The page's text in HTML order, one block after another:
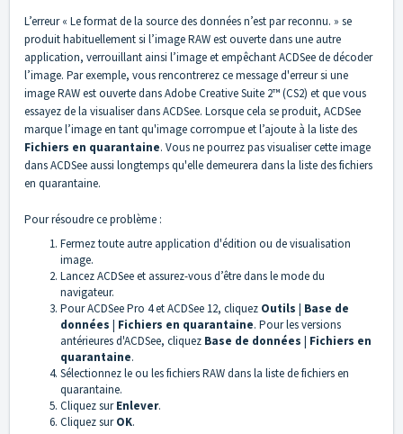
L’erreur « Le format de la source des données n’est par reconnu. » se
produit habituellement si l’image RAW est ouverte dans une autre
application, verrouillant ainsi l’image et empêchant ACDSee de décoder
l’image. Par exemple, vous rencontrerez ce message d'erreur si une
image RAW est ouverte dans Adobe Creative Suite 2™ (CS2) et que vous
essayez de la visualiser dans ACDSee. Lorsque cela se produit, ACDSee
marque l’image en tant qu'image corrompue et l’ajoute à la liste des
Fichiers en quarantaine. Vous ne pourrez pas visualiser cette image
dans ACDSee aussi longtemps qu'elle demeurera dans la liste des fichiers
en quarantaine.
Pour résoudre ce problème :
Fermez toute autre application d'édition ou de visualisation
image.
Lancez ACDSee et assurez-vous d’être dans le mode du
navigateur.
Pour ACDSee Pro 4 et ACDSee 12, cliquez Outils | Base de
données | Fichiers en quarantaine. Pour les versions
antérieures d'ACDSee, cliquez Base de données | Fichiers en
quarantaine.
Sélectionnez le ou les fichiers RAW dans la liste de fichiers en
quarantaine.
Cliquez surEnlever.
Cliquez surOK.